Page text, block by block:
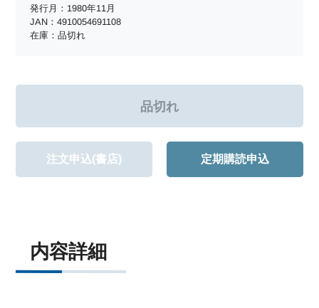
発行月：1980年11月
JAN：4910054691108
在庫：品切れ
注文申込(書店) 定期購読申込
内容詳細